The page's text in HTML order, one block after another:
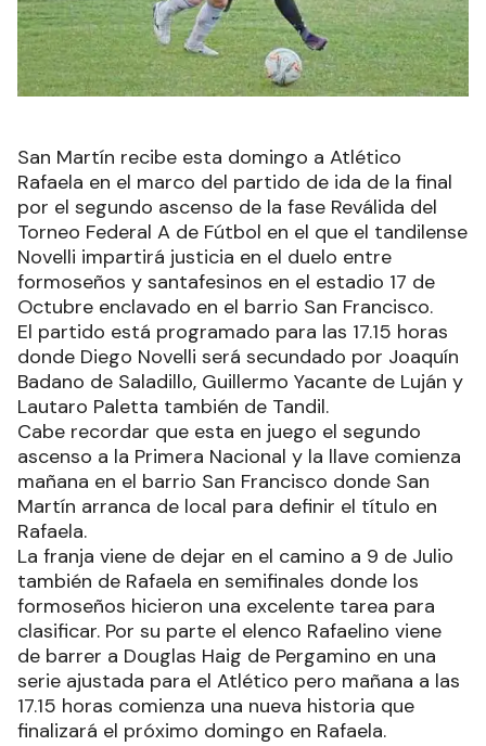
San Martín recibe esta domingo a Atlético
Rafaela en el marco del partido de ida de la final
por el segundo ascenso de la fase Reválida del
Torneo Federal A de Fútbol en el que el tandilense
Novelli impartirá justicia en el duelo entre
formoseños y santafesinos en el estadio 17 de
Octubre enclavado en el barrio San Francisco.
El partido está programado para las 17.15 horas
donde Diego Novelli será secundado por Joaquín
Badano de Saladillo, Guillermo Yacante de Luján y
Lautaro Paletta también de Tandil.
Cabe recordar que esta en juego el segundo
ascenso a la Primera Nacional y la llave comienza
mañana en el barrio San Francisco donde San
Martín arranca de local para definir el título en
Rafaela.
La franja viene de dejar en el camino a 9 de Julio
también de Rafaela en semifinales donde los
formoseños hicieron una excelente tarea para
clasificar. Por su parte el elenco Rafaelino viene
de barrer a Douglas Haig de Pergamino en una
serie ajustada para el Atlético pero mañana a las
17.15 horas comienza una nueva historia que
finalizará el próximo domingo en Rafaela.